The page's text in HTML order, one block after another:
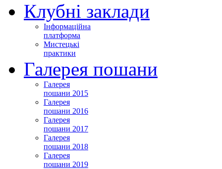
Клубні заклади
Інформаційна
платформа
Мистецькі
практики
Галерея пошани
Галерея
пошани 2015
Галерея
пошани 2016
Галерея
пошани 2017
Галерея
пошани 2018
Галерея
пошани 2019